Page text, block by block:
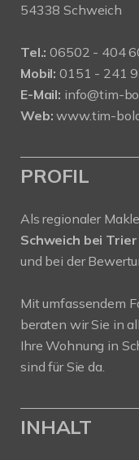
54338 Schweich
Tel.: 06502 - 404
Mobil: 0151 - 241
E-Mail: info@tim-
Web:www.tim-
PROFIL
Als regionaler
Schweich bei
und bei der
Mit umfassendem
beraten wir Sie in
Ihre Wohnung in
sind für Sie da.
INHALT